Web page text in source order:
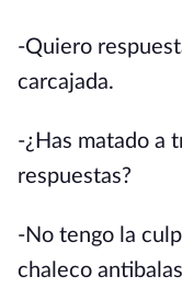
-Quiero
carcajada.
-¿Has matado a
respuestas?
-No tengo la
chaleco